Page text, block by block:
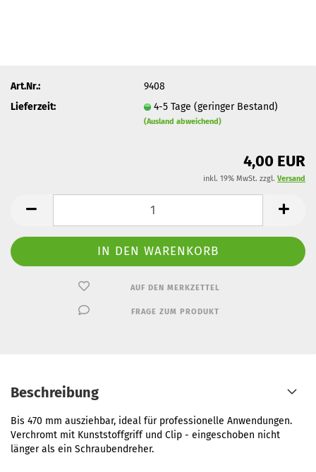
Art.Nr.:
9408
Lieferzeit:
4-5 Tage (geringer Bestand)
(Ausland abweichend)
4,00 EUR
inkl. 19% MwSt. zzgl. Versand
AUF DEN MERKZETTEL
FRAGE ZUM PRODUKT
Beschreibung
Bis 470 mm ausziehbar, ideal für professionelle Anwendungen.
Verchromt mit Kunststoffgriff und Clip - eingeschoben nicht
länger als ein Schraubendreher.